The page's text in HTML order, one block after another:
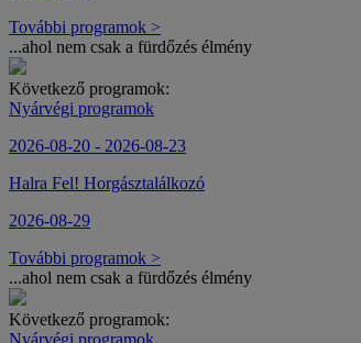
További programok >
...ahol nem csak a fürdőzés élmény
Következő programok:
Nyárvégi programok
2026-08-20 - 2026-08-23
Halra Fel! Horgásztalálkozó
2026-08-29
További programok >
...ahol nem csak a fürdőzés élmény
Következő programok:
Nyárvégi programok